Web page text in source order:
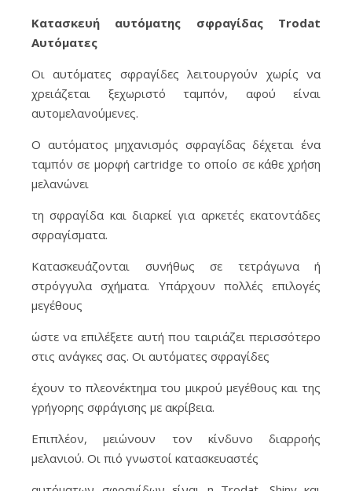
Κατασκευή αυτόματης σφραγίδας Trodat
Αυτόματες
Οι αυτόματες σφραγίδες λειτουργούν χωρίς να
χρειάζεται ξεχωριστό ταμπόν, αφού είναι
αυτομελανούμενες.
Ο αυτόματος μηχανισμός σφραγίδας δέχεται ένα
ταμπόν σε μορφή cartridge το οποίο σε κάθε χρήση
μελανώνει
τη σφραγίδα και διαρκεί για αρκετές εκατοντάδες
σφραγίσματα.
Κατασκευάζονται συνήθως σε τετράγωνα ή
στρόγγυλα σχήματα. Υπάρχουν πολλές επιλογές
μεγέθους
ώστε να επιλέξετε αυτή που ταιριάζει περισσότερο
στις ανάγκες σας. Οι αυτόματες σφραγίδες
έχουν το πλεονέκτημα του μικρού μεγέθους και της
γρήγορης σφράγισης με ακρίβεια.
Επιπλέον, μειώνουν τον κίνδυνο διαρροής
μελανιού. Οι πιό γνωστοί κατασκευαστές